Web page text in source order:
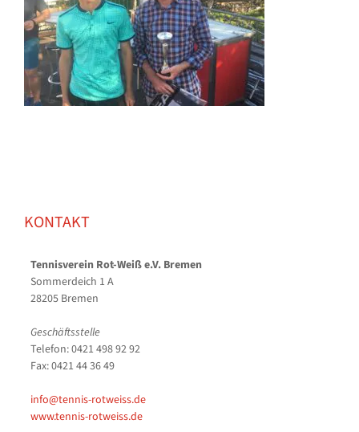
KONTAKT
Tennisverein Rot-Weiß e.V. Bremen
Sommerdeich 1 A
28205 Bremen
Geschäftsstelle
Telefon: 0421 498 92 92
Fax: 0421 44 36 49
info@tennis-rotweiss.de
www.tennis-rotweiss.de